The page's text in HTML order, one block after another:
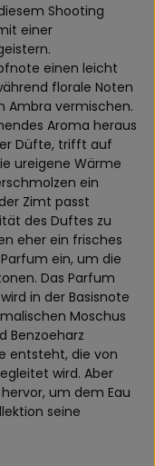
Shooting
einer
einen leicht
florale Noten
Ambra vermischen.
Aroma heraus
Düfte, trifft auf
ureigene Wärme
ein
Zimt passt
des Duftes zu
eher ein frisches
ein, um die
Das Parfum
in der Basisnote
Moschus
Benzoeharz
entsteht, die von
wird. Aber
um dem Eau
seine